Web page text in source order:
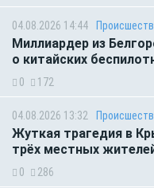
04.08.2026 14:44
Миллиардер из
о китайских
0 172
04.08.2026 13:32
Жуткая трагедия в
трёх местных
0 286